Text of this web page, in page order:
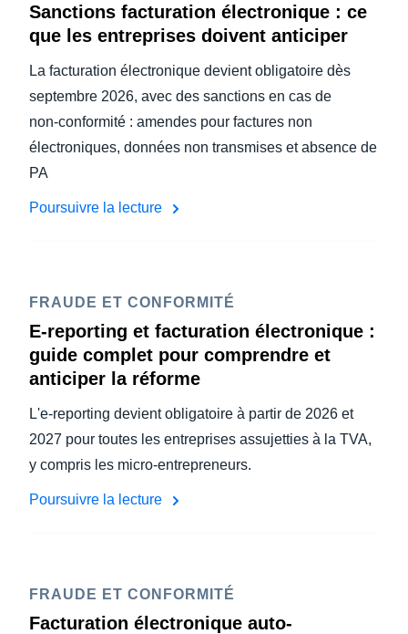
Sanctions facturation électronique : ce
que les entreprises doivent anticiper
La facturation électronique devient obligatoire dès
septembre 2026, avec des sanctions en cas de
non‑conformité : amendes pour factures non
électroniques, données non transmises et absence de
PA
Poursuivre la lecture
FRAUDE ET CONFORMITÉ
E-reporting et facturation électronique :
guide complet pour comprendre et
anticiper la réforme
L'e-reporting devient obligatoire à partir de 2026 et
2027 pour toutes les entreprises assujetties à la TVA,
y compris les micro-entrepreneurs.
Poursuivre la lecture
FRAUDE ET CONFORMITÉ
Facturation électronique auto-